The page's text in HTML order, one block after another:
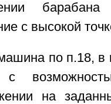
с высокой
по п.18, в
с
на